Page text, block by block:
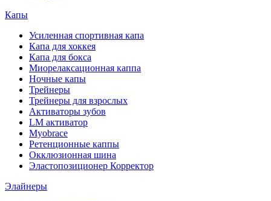
Капы
Усиленная спортивная капа
Капа для хоккея
Капа для бокса
Миорелаксационная каппа
Ночные капы
Трейнеры
Трейнеры для взрослых
Активаторы зубов
LM активатор
Myobrace
Ретенционные каппы
Окклюзионная шина
Эластопозиционер Корректор
Элайнеры